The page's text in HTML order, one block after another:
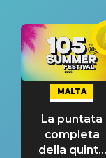
MALTA
La puntata
completa
della quinta